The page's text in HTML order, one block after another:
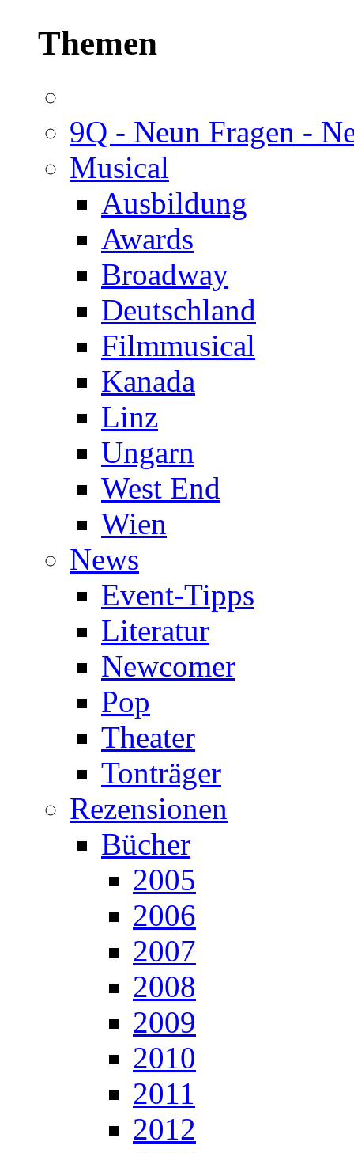
Themen
9Q - Neun Fragen -
Musical
Ausbildung
Awards
Broadway
Deutschland
Filmmusical
Kanada
Linz
Ungarn
West End
Wien
News
Event-Tipps
Literatur
Newcomer
Pop
Theater
Tonträger
Rezensionen
Bücher
2005
2006
2007
2008
2009
2010
2011
2012